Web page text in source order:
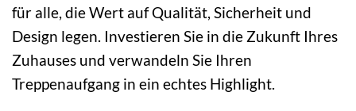
für alle, die Wert auf Qualität, Sicherheit und
Design legen. Investieren Sie in die Zukunft Ihres
Zuhauses und verwandeln Sie Ihren
Treppenaufgang in ein echtes Highlight.